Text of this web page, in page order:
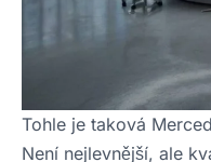
Tohle je taková
Není nejlevnější, ale